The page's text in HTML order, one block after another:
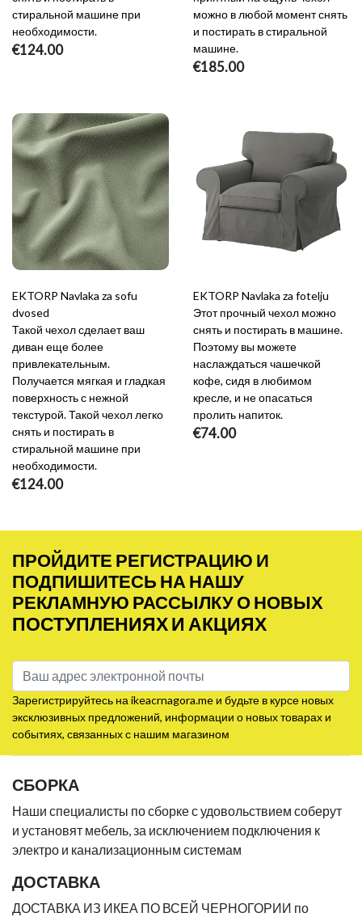
стиральной машине при
необходимости.
€124.00
можно в любой момент снять
и постирать в стиральной
машине.
€185.00
EKTORP Navlaka za sofu
dvosed
Такой чехол сделает ваш
диван еще более
привлекательным.
Получается мягкая и гладкая
поверхность с нежной
текстурой. Такой чехол легко
снять и постирать в
стиральной машине при
необходимости.
€124.00
EKTORP Navlaka za fotelju
Этот прочный чехол можно
снять и постирать в машине.
Поэтому вы можете
наслаждаться чашечкой
кофе, сидя в любимом
кресле, и не опасаться
пролить напиток.
€74.00
ПРОЙДИТЕ РЕГИСТРАЦИЮ И
ПОДПИШИТЕСЬ НА НАШУ
РЕКЛАМНУЮ РАССЫЛКУ О НОВЫХ
ПОСТУПЛЕНИЯХ И АКЦИЯХ
Зарегистрируйтесь на ikeacrnagora.me и будьте в курсе новых
эксклюзивных предложений, информации о новых товарах и
событиях, связанных с нашим магазином
СБОРКА
Наши специалисты по сборке с удовольствием соберут
и установят мебель, за исключением подключения к
электро и канализационным системам
ДОСТАВКА
ДОСТАВКА ИЗ ИКЕА ПО ВСЕЙ ЧЕРНОГОРИИ по